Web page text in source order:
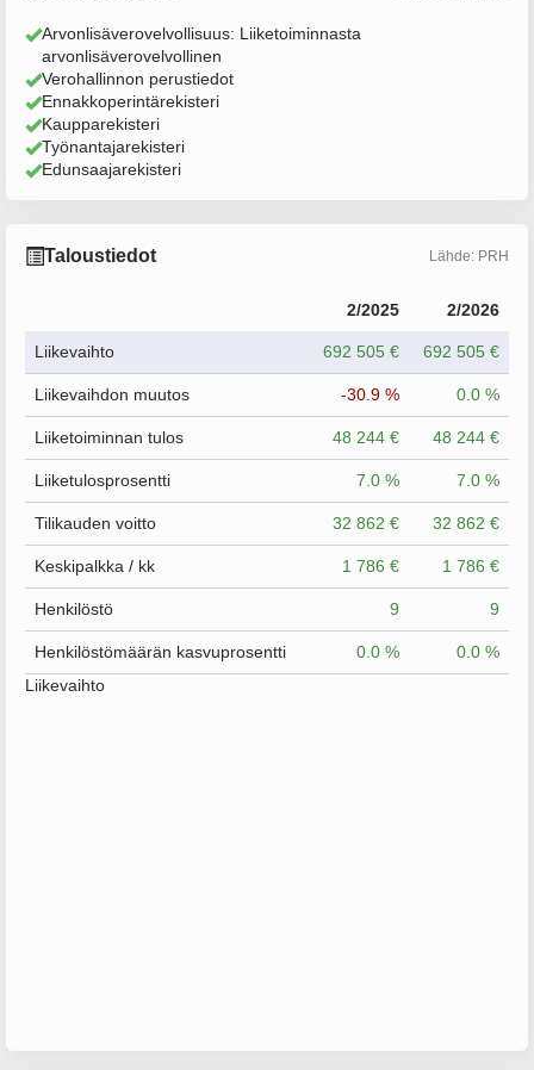
Arvonlisäverovelvollisuus: Liiketoiminnasta
arvonlisäverovelvollinen
Verohallinnon perustiedot
Ennakkoperintärekisteri
Kaupparekisteri
Työnantajarekisteri
Edunsaajarekisteri
Taloustiedot Lähde: PRH
2/2025 2/2026
Liikevaihto 692 505 € 692 505 €
Liikevaihdon muutos -30.9 % 0.0 %
Liiketoiminnan tulos 48 244 € 48 244 €
Liiketulosprosentti 7.0 % 7.0 %
Tilikauden voitto 32 862 € 32 862 €
Keskipalkka / kk 1 786 € 1 786 €
Henkilöstö 9 9
Henkilöstömäärän kasvuprosentti 0.0 %
0.0 %
Liikevaihto